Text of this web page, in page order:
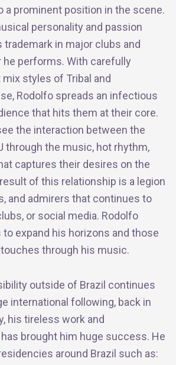
a prominent position in the scene.
personality and passion
trademark in major clubs and
he performs. With carefully
styles of Tribal and
Rodolfo spreads an infectious
that hits them at their core.
the interaction between the
through the music, hot rhythm,
captures their desires on the
of this relationship is a legion
and admirers that continues to
or social media. Rodolfo
expand his horizons and those
through his music.
outside of Brazil continues
international following, back in
his tireless work and
brought him huge success. He
around Brazil such as: